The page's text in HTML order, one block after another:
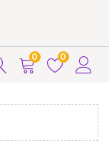
0 0